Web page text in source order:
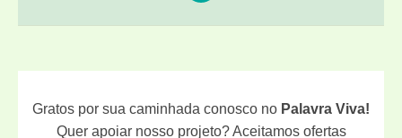
Gratos por sua caminhada conosco no Palavra Viva!
Quer apoiar nosso projeto? Aceitamos ofertas